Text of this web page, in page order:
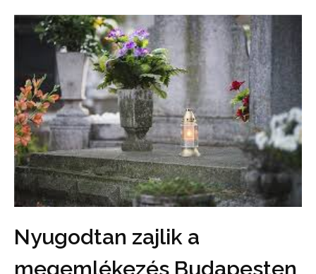
Nyugodtan zajlik a
megemlékezés Budapesten